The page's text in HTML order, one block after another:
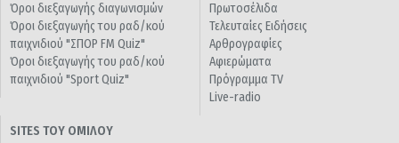
Όροι διεξαγωγής διαγωνισμών
Όροι διεξαγωγής του ραδ/κού
παιχνιδιού "ΣΠΟΡ FM Quiz"
Όροι διεξαγωγής του ραδ/κού
παιχνιδιού "Sport Quiz"
Πρωτοσέλιδα
Τελευταίες Ειδήσεις
Αρθρογραφίες
Αφιερώματα
Πρόγραμμα TV
Live-radio
SITES ΤΟΥ ΟΜΙΛΟΥ